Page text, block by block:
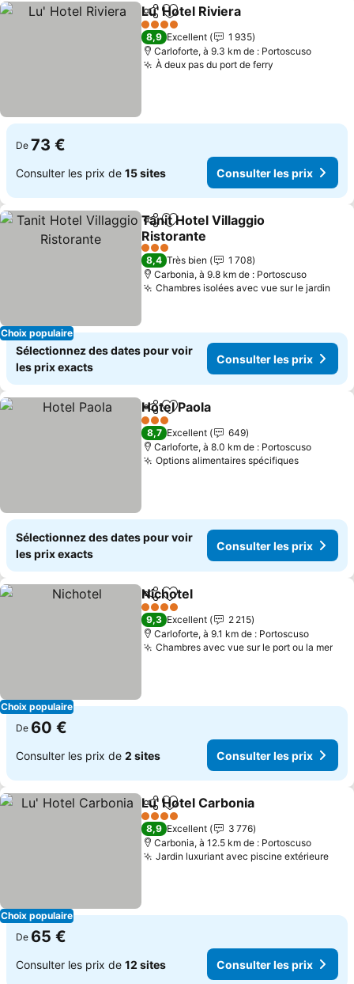
PartagerAjouter à mes favoris
Lu' Hotel Riviera
4 Étoiles
8,9 Excellent
1 935
Carloforte, à 9.3 km de : Portoscuso
À deux pas du port de ferry
De 73 €
Consulter les prix de 15 sites Consulter les prix
Choix populaire
PartagerAjouter à mes favoris
Tanit Hotel Villaggio
Ristorante
Consulter les prix
3 Étoiles
8,4 Très bien
1 708
Carbonia, à 9.8 km de : Portoscuso
Chambres isolées avec vue sur le jardin
Sélectionnez des dates pour voir
les prix exacts
Consulter les prix
PartagerAjouter à mes favoris
Hotel Paola
3 Étoiles
8,7 Excellent
649
Carloforte, à 8.0 km de : Portoscuso
Options alimentaires spécifiques
Sélectionnez des dates pour voir
les prix exacts
Consulter les prix
Choix populaire
PartagerAjouter à mes favoris
Nichotel
4 Étoiles
9,3 Excellent
2 215
Carloforte, à 9.1 km de : Portoscuso
Chambres avec vue sur le port ou la mer
De 60 €
Consulter les prix de 2 sites Consulter les prix
Choix populaire
PartagerAjouter à mes favoris
Lu' Hotel Carbonia
4 Étoiles
8,9 Excellent
3 776
Carbonia, à 12.5 km de : Portoscuso
Jardin luxuriant avec piscine extérieure
De 65 €
Consulter les prix de 12 sites Consulter les prix